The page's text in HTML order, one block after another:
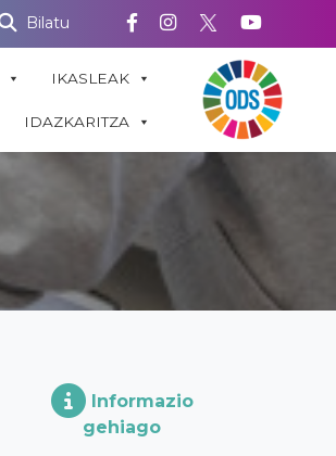
Bilatu
IKASLEAK
IDAZKARITZA
Informazio
gehiago